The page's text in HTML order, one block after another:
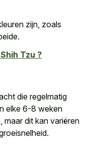
zijn, zoals
Tzu ?
die regelmatig
elke 6-8 weken
dit kan variëren